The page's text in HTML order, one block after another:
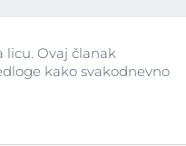
licu. Ovaj članak
kako svakodnevno